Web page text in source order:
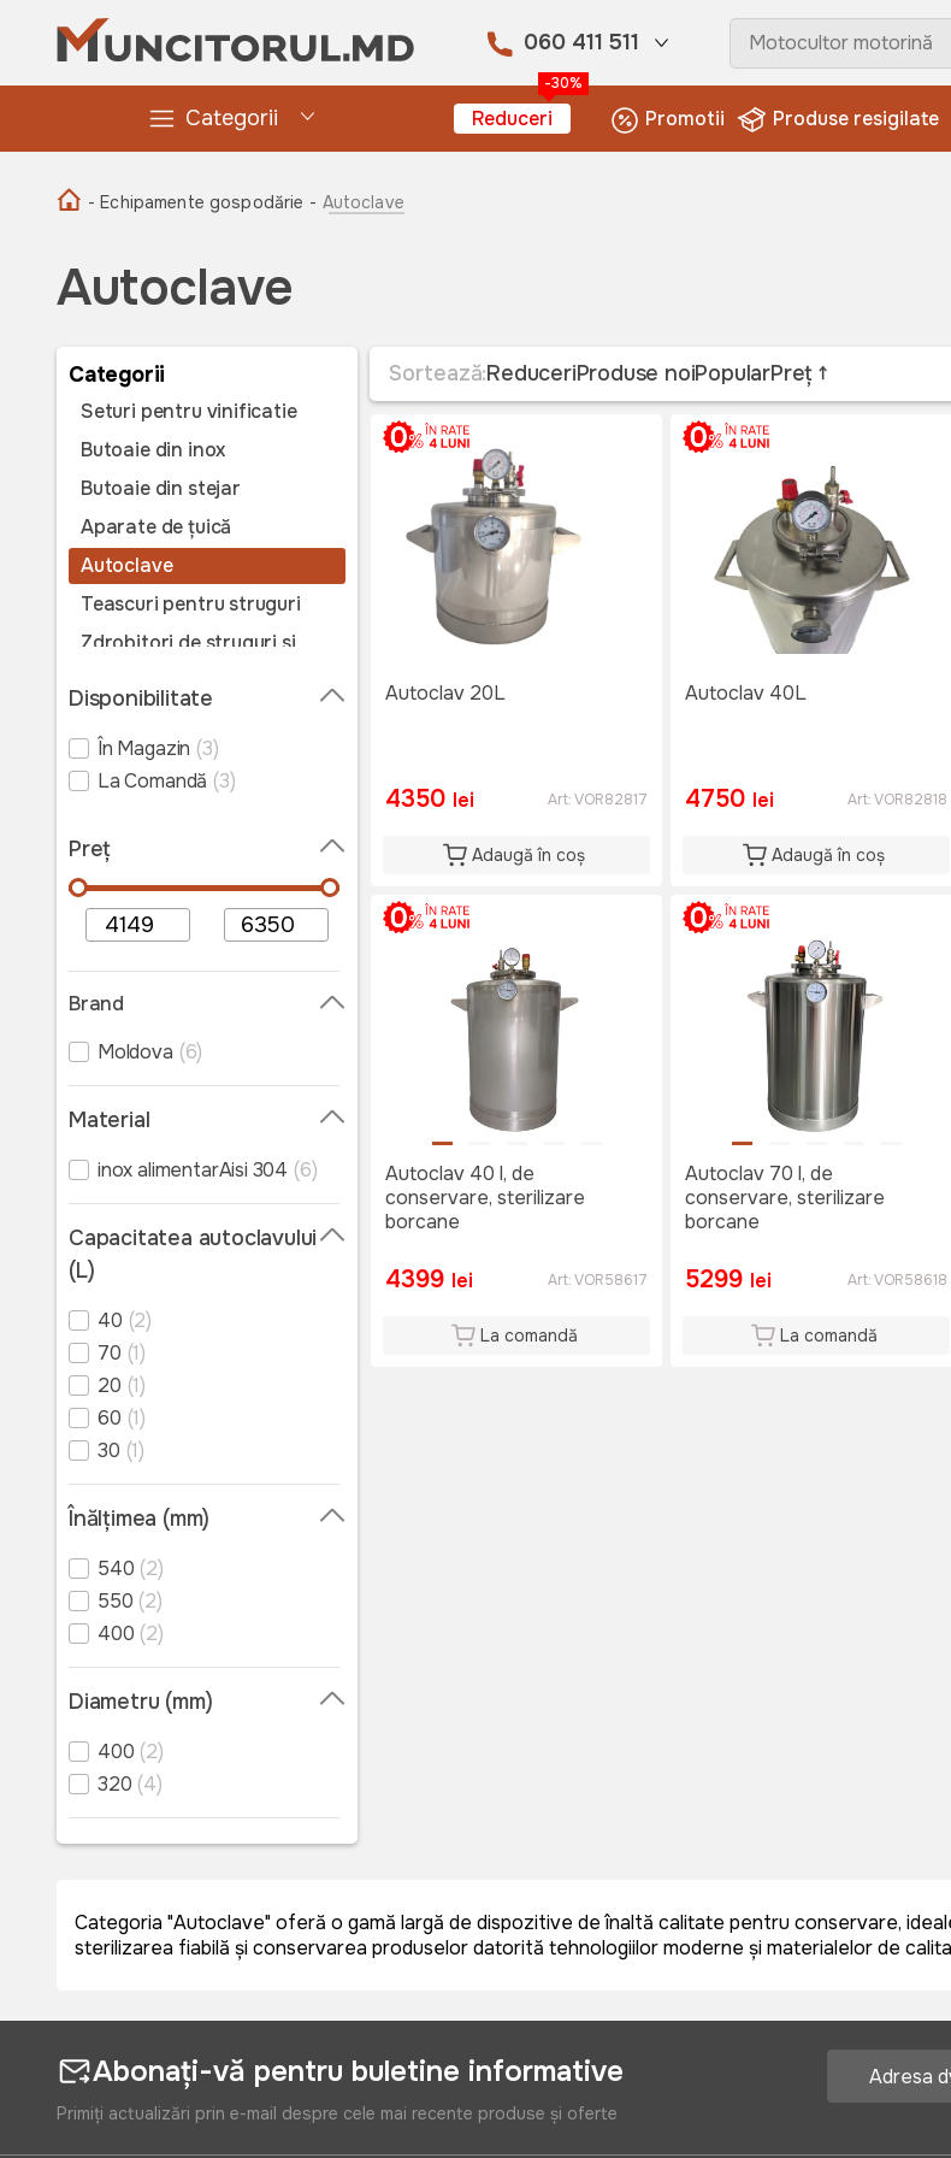
060 411 511
Categorii
-30%
Reduceri Promotii Produse resigilate
- Echipamente gospodărie - Autoclave
Autoclave
Categorii
Seturi pentru vinificatie
Butoaie din inox
Butoaie din stejar
Aparate de țuică
Autoclave
Teascuri pentru struguri
Zdrobitori de struguri si
Disponibilitate
În Magazin (3)
La Comandă (3)
Preț
Brand
Moldova (6)
Material
inox alimentarAisi 304 (6)
Capacitatea autoclavului
(L)
40 (2)
70 (1)
20 (1)
60 (1)
30 (1)
Înălțimea (mm)
540 (2)
550 (2)
400 (2)
Diametru (mm)
400 (2)
320 (4)
Sortează:ReduceriProduse noiPopularPreț
Autoclav 20L
4350 lei Art:VOR82817
Adaugă în coș
Autoclav 40L
4750 lei Art:VOR82818
Adaugă în coș
Autoclav 40 l, de
conservare, sterilizare
borcane
4399 lei Art:VOR58617
La comandă
Autoclav 70 l, de
conservare, sterilizare
borcane
5299 lei Art:VOR58618
La comandă
Categoria "Autoclave" oferă o gamă largă de dispozitive de înaltă calitate pentru conservare,
sterilizarea fiabilă și conservarea produselor datorită tehnologiilor moderne și materialelor de
Abonați-vă pentru buletine informative
Primiți actualizări prin e-mail despre cele mai recente produse și oferte